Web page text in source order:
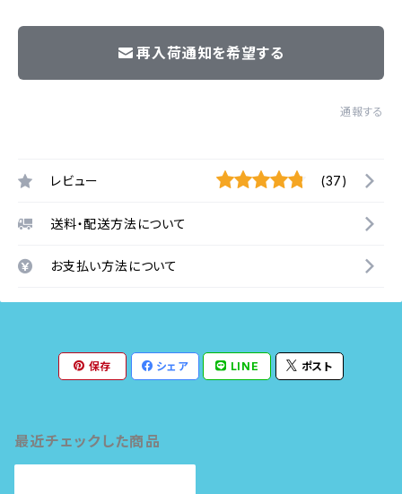
再入荷通知を希望する
通報する
レビュー (37)
送料・配送方法について
お支払い方法について
保存 シェア LINE ポスト
最近チェックした商品